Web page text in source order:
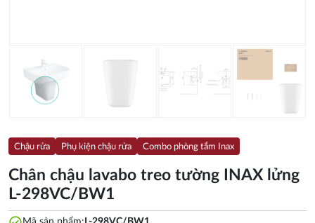
Chậu rửa Phụ kiện chậu rửa Combo phòng tắm Inax
Chân chậu lavabo treo tường INAX lửng
L-298VC/BW1